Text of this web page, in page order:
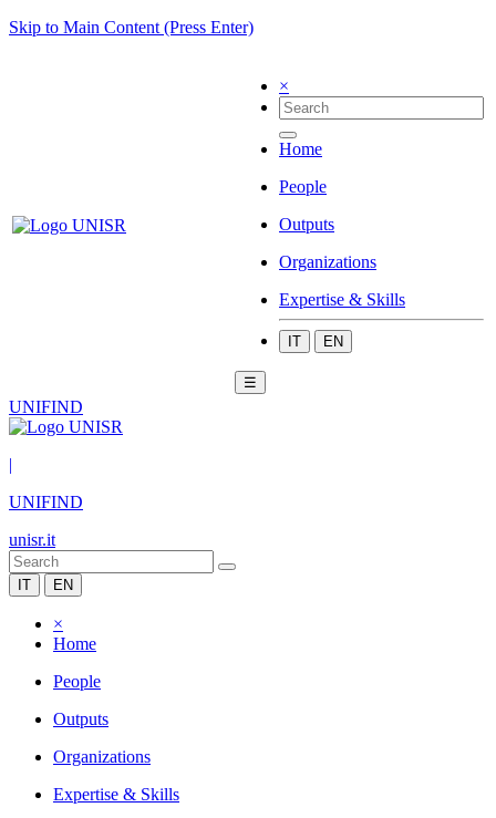
Skip to Main Content (Press Enter)
×
Home
People
Outputs
Organizations
Expertise & Skills
IT EN
☰
UNIFIND
|
UNIFIND
unisr.it
IT EN
×
Home
People
Outputs
Organizations
Expertise & Skills